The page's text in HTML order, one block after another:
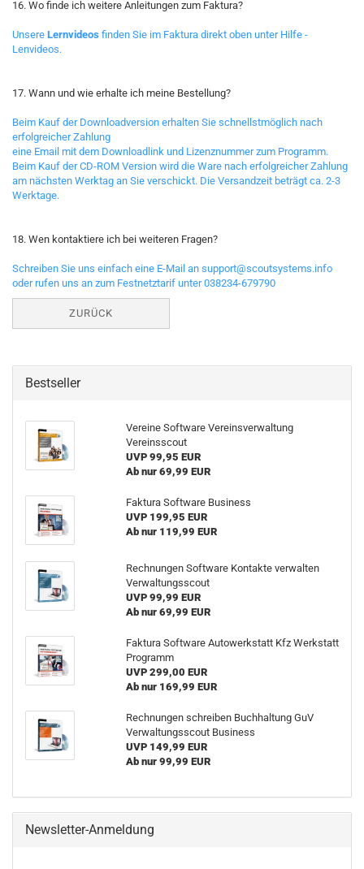
16. Wo finde ich weitere Anleitungen zum Faktura?
Unsere Lernvideos finden Sie im Faktura direkt oben unter Hilfe -
Lenvideos.
17. Wann und wie erhalte ich meine Bestellung?
Beim Kauf der Downloadversion erhalten Sie schnellstmöglich nach
erfolgreicher Zahlung
eine Email mit dem Downloadlink und Lizenznummer zum Programm.
Beim Kauf der CD-ROM Version wird die Ware nach erfolgreicher Zahlung
am nächsten Werktag an Sie verschickt. Die Versandzeit beträgt ca. 2-3
Werktage.
18. Wen kontaktiere ich bei weiteren Fragen?
Schreiben Sie uns einfach eine E-Mail an support@scoutsystems.info
oder rufen uns an zum Festnetztarif unter 038234-679790
ZURÜCK
Bestseller
Vereine Software Vereinsverwaltung
Vereinsscout
UVP 99,95 EUR
Ab nur 69,99 EUR
Faktura Software Business
UVP 199,95 EUR
Ab nur 119,99 EUR
Rechnungen Software Kontakte verwalten
Verwaltungsscout
UVP 99,99 EUR
Ab nur 69,99 EUR
Faktura Software Autowerkstatt Kfz Werkstatt
Programm
UVP 299,00 EUR
Ab nur 169,99 EUR
Rechnungen schreiben Buchhaltung GuV
Verwaltungsscout Business
UVP 149,99 EUR
Ab nur 99,99 EUR
Newsletter-Anmeldung